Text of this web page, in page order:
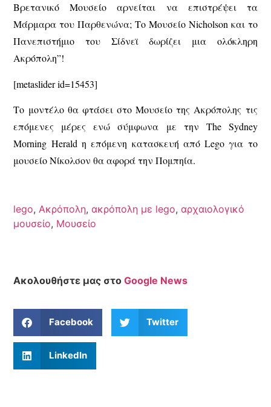
Βρετανικό Μουσείο αρνείται να επιστρέψει τα
Μάρμαρα του Παρθενώνα; Tο Μουσείο Nicholson και το
Πανεπιστήμιο του Σίδνεϊ δωρίζει μια ολόκληρη
Ακρόπολη”!
[metaslider id=15453]
Το μοντέλο θα φτάσει στο Μουσείο της Ακρόπολης τις
επόμενες μέρες ενώ σύμφωνα με την The Sydney
Morning Herald η επόμενη κατασκευή από Lego για το
μουσείο Νίκολσον θα αφορά την Πομπηία.
lego,Ακρόπολη,ακρόπολη με lego,αρχαιολογικό
μουσείο, Μουσείο
Ακολουθήστε μας στοGoogle News
Facebook Twitter
LinkedIn